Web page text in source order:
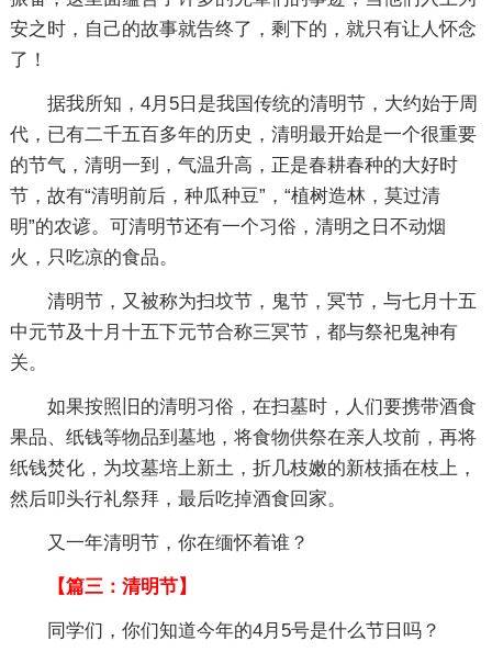
安之时，自己的故事就告终了，剩下的，就只有让人怀念
了！
据我所知，4月5日是我国传统的清明节，大约始于周
代，已有二千五百多年的历史，清明最开始是一个很重要
的节气，清明一到，气温升高，正是春耕春种的大好时
节，故有“清明前后，种瓜种豆”，“植树造林，莫过清
明”的农谚。可清明节还有一个习俗，清明之日不动烟
火，只吃凉的食品。
清明节，又被称为扫坟节，鬼节，冥节，与七月十五
中元节及十月十五下元节合称三冥节，都与祭祀鬼神有
关。
如果按照旧的清明习俗，在扫墓时，人们要携带酒食
果品、纸钱等物品到墓地，将食物供祭在亲人坟前，再将
纸钱焚化，为坟墓培上新土，折几枝嫩的新枝插在枝上，
然后叩头行礼祭拜，最后吃掉酒食回家。
又一年清明节，你在缅怀着谁？
【篇三：清明节】
同学们，你们知道今年的4月5号是什么节日吗？